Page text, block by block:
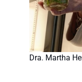
Dra. Martha